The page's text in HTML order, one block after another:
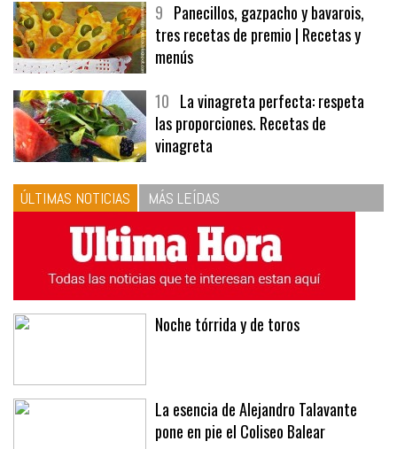
9 Panecillos, gazpacho y bavarois,
tres recetas de premio | Recetas y
menús
10 La vinagreta perfecta: respeta
las proporciones. Recetas de
vinagreta
ÚLTIMAS NOTICIAS MÁS LEÍDAS
Noche tórrida y de toros
La esencia de Alejandro Talavante
pone en pie el Coliseo Balear